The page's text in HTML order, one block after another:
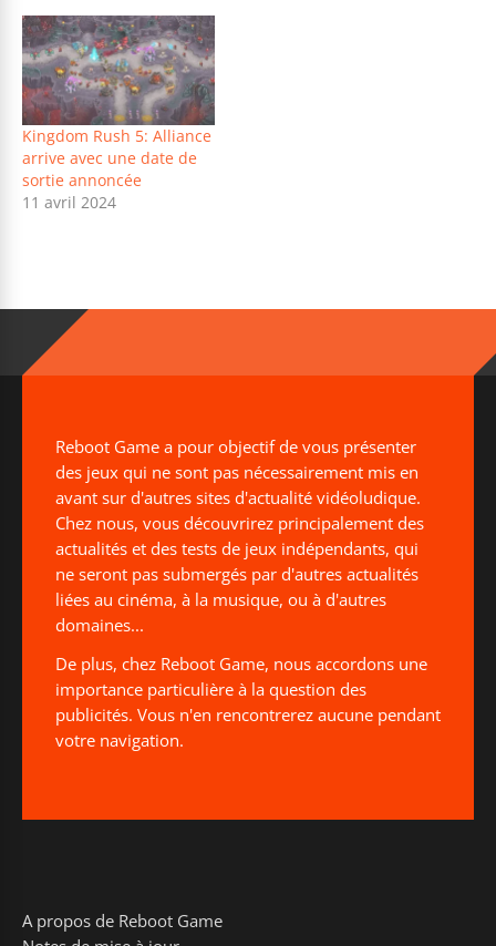
Kingdom Rush 5: Alliance
arrive avec une date de
sortie annoncée
11 avril 2024
Reboot Game a pour objectif de vous présenter
des jeux qui ne sont pas nécessairement mis en
avant sur d'autres sites d'actualité vidéoludique.
Chez nous, vous découvrirez principalement des
actualités et des tests de jeux indépendants, qui
ne seront pas submergés par d'autres actualités
liées au cinéma, à la musique, ou à d'autres
domaines...
De plus, chez Reboot Game, nous accordons une
importance particulière à la question des
publicités. Vous n'en rencontrerez aucune pendant
votre navigation.
A propos de Reboot Game